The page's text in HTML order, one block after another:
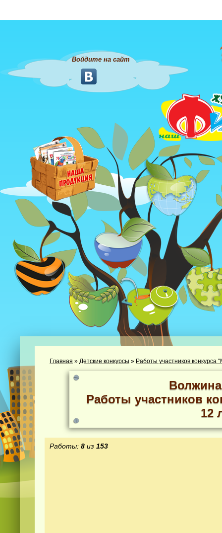
Войдите на сайт
Главная » Детские конкурсы » Работы участников конкурса
Работы участников
12
Работы: 8 из 153